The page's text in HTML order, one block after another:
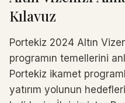
Kılavuz
Portekiz 2024 Altın
programın temellerini
Portekiz ikamet
yatırım yolunun